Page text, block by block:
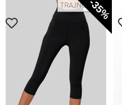
-35%
TRAJNOSTNO